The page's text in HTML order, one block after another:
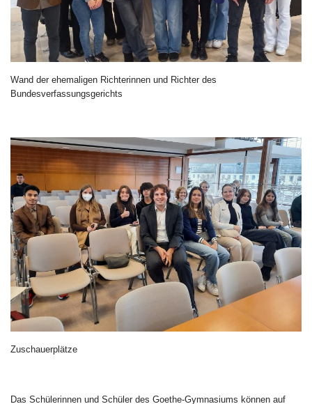
Wand der ehemaligen Richterinnen und Richter des
Bundesverfassungsgerichts
Zuschauerplätze
Das Schülerinnen und Schüler des Goethe-Gymnasiums können auf